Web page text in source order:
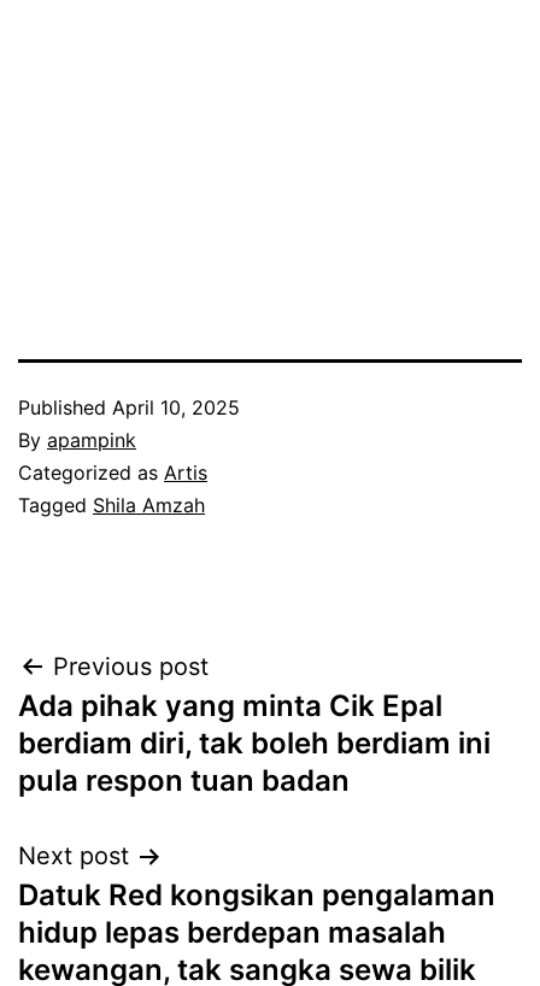
Published April 10, 2025
By apampink
Categorized as Artis
Tagged Shila Amzah
Post
navigation
Previous post
Ada pihak yang minta Cik Epal
berdiam diri, tak boleh berdiam ini
pula respon tuan badan
Next post
Datuk Red kongsikan pengalaman
hidup lepas berdepan masalah
kewangan, tak sangka sewa bilik